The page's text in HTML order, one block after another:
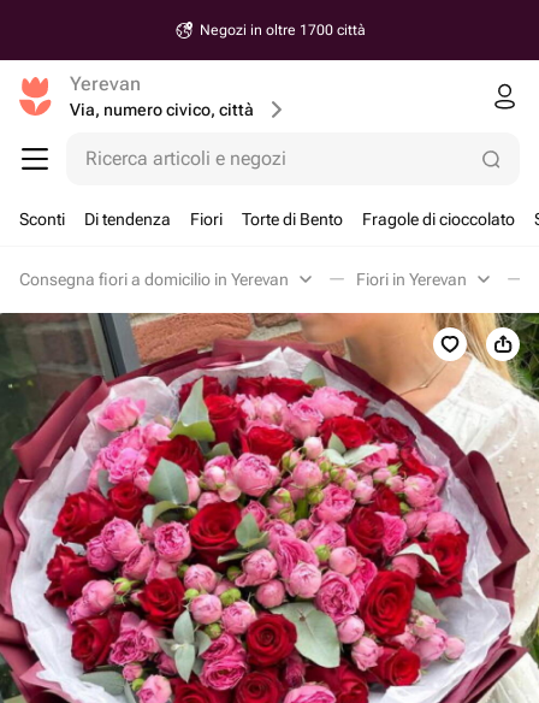
Negozi in oltre 1700 città
Yerevan
Via, numero civico, città
Ricerca articoli e negozi
Sconti Di tendenza Fiori Torte di Bento Fragole di cioccolato
Consegna fiori a domicilio in Yerevan Fiori in Yerevan